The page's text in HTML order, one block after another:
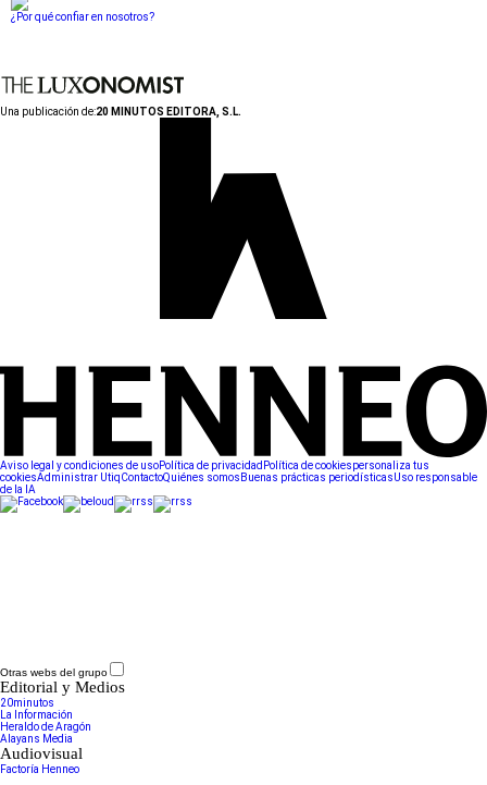
¿Por qué confiar en nosotros?
Una publicación de:20 MINUTOS EDITORA, S.L.
Aviso legal y condiciones de usoPolítica de privacidad Política de cookiespersonaliza tus
cookiesAdministrar UtiqContactoQuiénes somos Buenas prácticas periodísticasUso responsable
de la IA
Otras webs del grupo
Editorial y Medios
20minutos
La Información
Heraldo de Aragón
Alayans Media
Audiovisual
Factoría Henneo